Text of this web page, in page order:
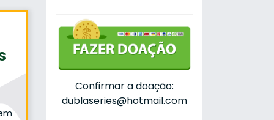
Confirmar a doação:
dublaseries@hotmail.com